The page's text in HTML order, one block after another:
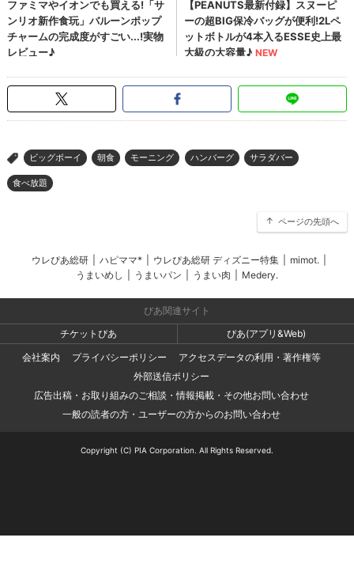
> ビッグボーイ 朝食 モーニング ハンバーグ サラダバー
食べ放題
ページの先頭へ
ウレぴあ総研 ハピママ* ウレぴあ総研 ディズニー特集 mimot.
うまいめし
うまいパン うまい肉 Medery.
ぴあ関連サイト
チケットぴあ
ぴあ(アプリ&Web)
会社案内
プライバシーポリシー
アクセスデータの利用・著作権等
外部送信ポリシー
広告出稿・お取り組みのご相談・情報掲載・その他お問い合わせ
一般の読者の方・ユーザーの方からのお問い合わせ
Copyright (C) PIA Corporation. All Rights Reserved.